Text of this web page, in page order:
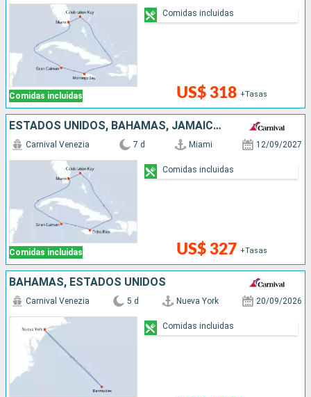
Comidas incluidas US$ 318 +Tasas
Comidas incluidas
ESTADOS UNIDOS, BAHAMAS, JAMAICA, ISLAS CAIMÁN
Comidas incluidas
Carnival Venezia 7 d Miami 12/09/2027
US$ 327 +Tasas
Comidas incluidas
BAHAMAS, ESTADOS UNIDOS
Carnival Venezia 5 d Nueva York 20/09/2026
Comidas incluidas